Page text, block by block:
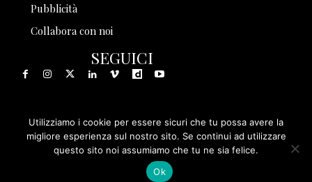
Pubblicità
Collabora con noi
SEGUICI
© 1999 - 2025 Storia in Rete Srl - Tutti i diritti riservati - P.
IVA 08570971005
Utilizziamo i cookie per essere sicuri che tu possa avere la
migliore esperienza sul nostro sito. Se continui ad utilizzare
questo sito noi assumiamo che tu ne sia felice.
Ok